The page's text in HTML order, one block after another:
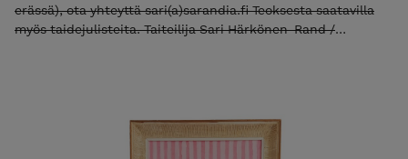
erässä), ota yhteyttä sari(a)sarandia.fi Teoksesta saatavilla
myös taidejulisteita. Taiteilija Sari Härkönen-Rand /